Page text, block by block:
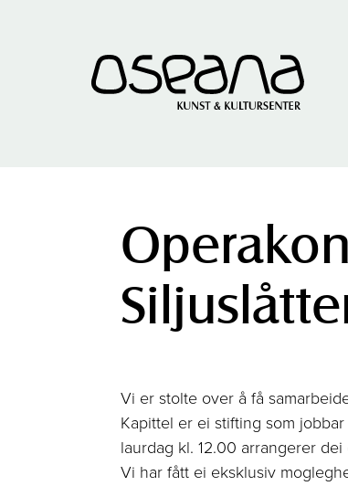
Vi er stolte over å få
Kapittel er ei stifting som
laurdag kl. 12.00 arrangerer
Vi har fått ei eksklusiv